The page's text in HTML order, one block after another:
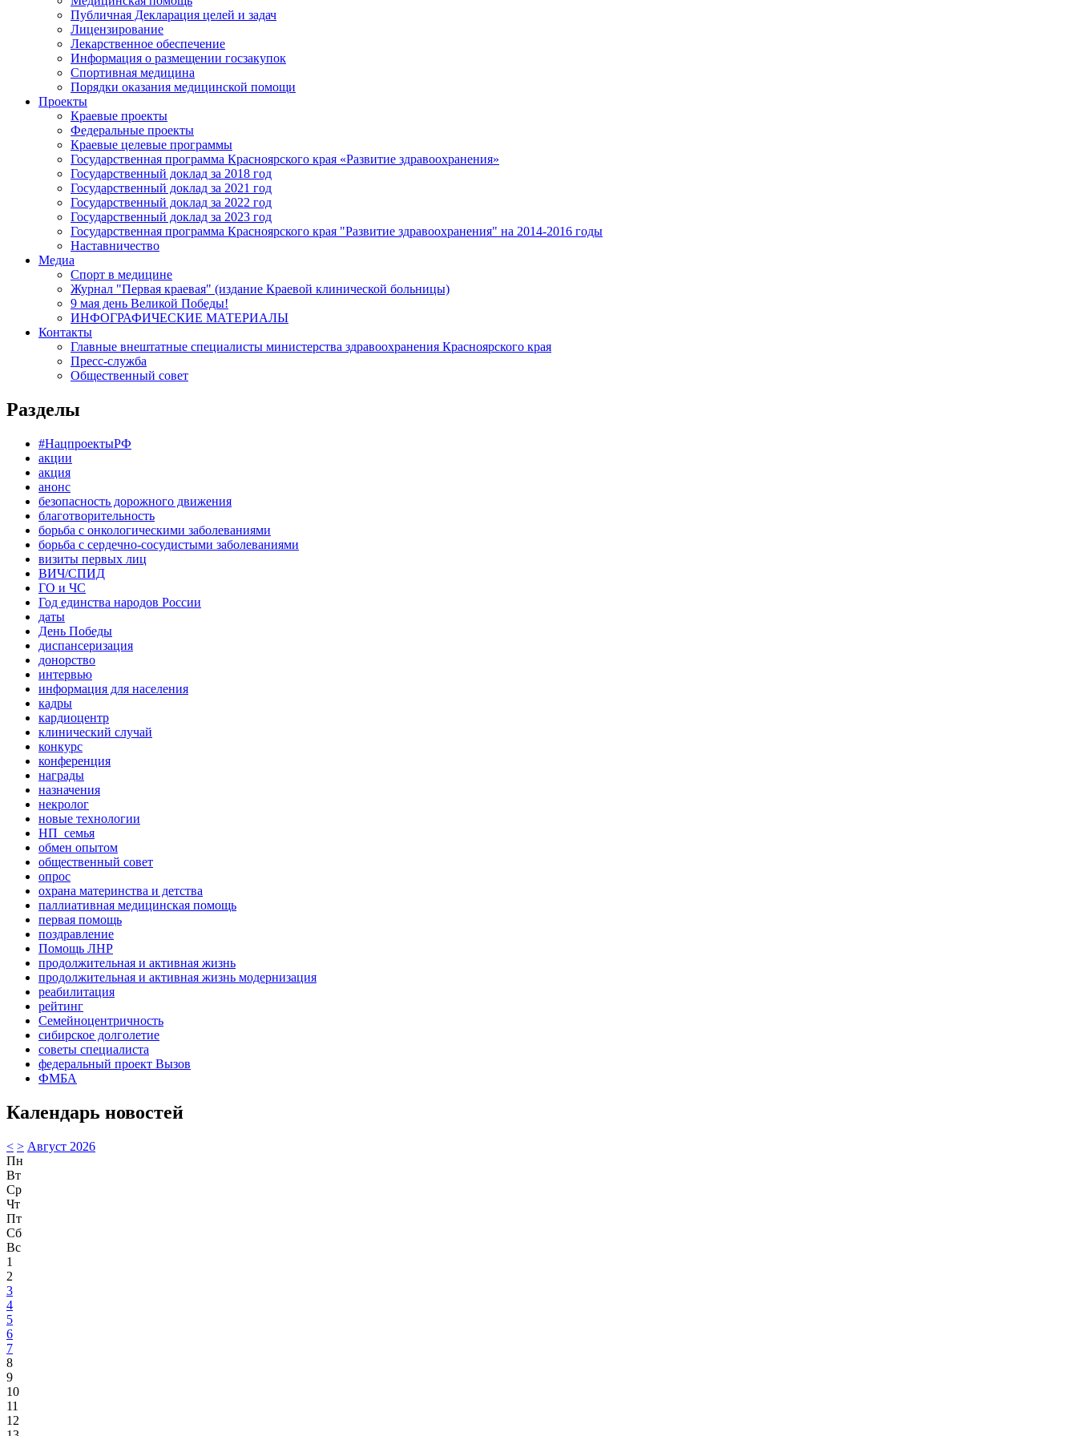
Публичная Декларация целей и задач
Лицензирование
Лекарственное обеспечение
Информация о размещении госзакупок
Спортивная медицина
Порядки оказания медицинской помощи
Проекты
Краевые проекты
Федеральные проекты
Краевые целевые программы
Государственная программа Красноярского края «Развитие здравоохранения»
Государственный доклад за 2018 год
Государственный доклад за 2021 год
Государственный доклад за 2022 год
Государственный доклад за 2023 год
Государственная программа Красноярского края "Развитие здравоохранения" на 2014-2016 годы
Наставничество
Медиа
Спорт в медицине
Журнал "Первая краевая" (издание Краевой клинической больницы)
9 мая день Великой Победы!
ИНФОГРАФИЧЕСКИЕ МАТЕРИАЛЫ
Контакты
Главные внештатные специалисты министерства здравоохранения Красноярского края
Пресс-служба
Общественный совет
Разделы
#НацпроектыРФ
акции
акция
анонс
безопасность дорожного движения
благотворительность
борьба с онкологическими заболеваниями
борьба с сердечно-сосудистыми заболеваниями
визиты первых лиц
ВИЧ/СПИД
ГО и ЧС
Год единства народов России
даты
День Победы
диспансеризация
донорство
интервью
информация для населения
кадры
кардиоцентр
клинический случай
конкурс
конференция
награды
назначения
некролог
новые технологии
НП_семья
обмен опытом
общественный совет
опрос
охрана материнства и детства
паллиативная медицинская помощь
первая помощь
поздравление
Помощь ЛНР
продолжительная и активная жизнь
продолжительная и активная жизнь модернизация
реабилитация
рейтинг
Семейноцентричность
сибирское долголетие
советы специалиста
федеральный проект Вызов
ФМБА
Календарь новостей
< > Август 2026
Пн
Вт
Ср
Чт
Пт
Сб
Вс
1
2
3
4
5
6
7
8
9
10
11
12